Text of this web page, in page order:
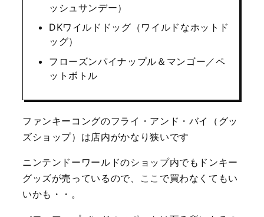
ッシュサンデー）
DKワイルドドッグ（ワイルドなホットド
ッグ）
フローズンパイナップル＆マンゴー／ペ
ットボトル
ファンキーコングのフライ・アンド・バイ（グッ
ズショップ）は店内がかなり狭いです
ニンテンドーワールドのショップ内でもドンキー
グッズが売っているので、ここで買わなくてもい
いかも・・。